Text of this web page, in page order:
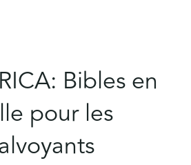
Bibles en
pour les